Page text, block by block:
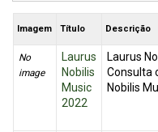
Imagem Título Descrição
No
image
Laurus
Nobilis
Music
2022
Laurus
Consulta
Nobilis